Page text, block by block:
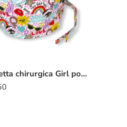
Cuffietta chirurgica Girl power